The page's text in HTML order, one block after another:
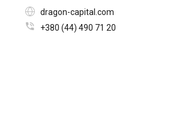
 dragon-capital.com
 +380 (44) 490 71 20